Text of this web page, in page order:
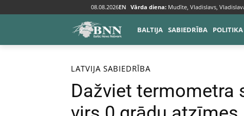
08.08.2026EN Vārda diena: Mudīte, Vladislavs,
BALTIJA SABIEDRĪBA POLITIKA
Sākums Baltija Latvija
LATVIJA SABIEDRĪBA
Dažviet termometra